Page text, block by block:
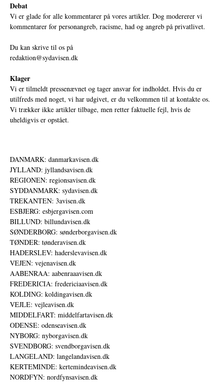
Debat
Vi er glade for alle kommentarer på vores artikler. Dog modererer vi
kommentarer for personangreb, racisme, had og angreb på privatlivet.
Du kan skrive til os på
redaktion@sydavisen.dk
Klager
Vi er tilmeldt pressenævnet og tager ansvar for indholdet. Hvis du er
utilfreds med noget, vi har udgivet, er du velkommen til at kontakte os.
Vi trækker ikke artikler tilbage, men retter faktuelle fejl, hvis de
uheldigvis er opstået.
DANMARK: danmarkavisen.dk
JYLLAND: jyllandsavisen.dk
REGIONEN: regionsavisen.dk
SYDDANMARK: sydavisen.dk
TREKANTEN: 3avisen.dk
ESBJERG: esbjergavisen.com
BILLUND: billundavisen.dk
SØNDERBORG: sønderborgavisen.dk
TØNDER: tønderavisen.dk
HADERSLEV: haderslevavisen.dk
VEJEN: vejenavisen.dk
AABENRAA: aabenraaavisen.dk
FREDERICIA: fredericiaavisen.dk
KOLDING: koldingavisen.dk
VEJLE: vejleavisen.dk
MIDDELFART: middelfartavisen.dk
ODENSE: odenseavisen.dk
NYBORG: nyborgavisen.dk
SVENDBORG: svendborgavisen.dk
LANGELAND: langelandavisen.dk
KERTEMINDE: kertemindeavisen.dk
NORDFYN: nordfynsavisen.dk